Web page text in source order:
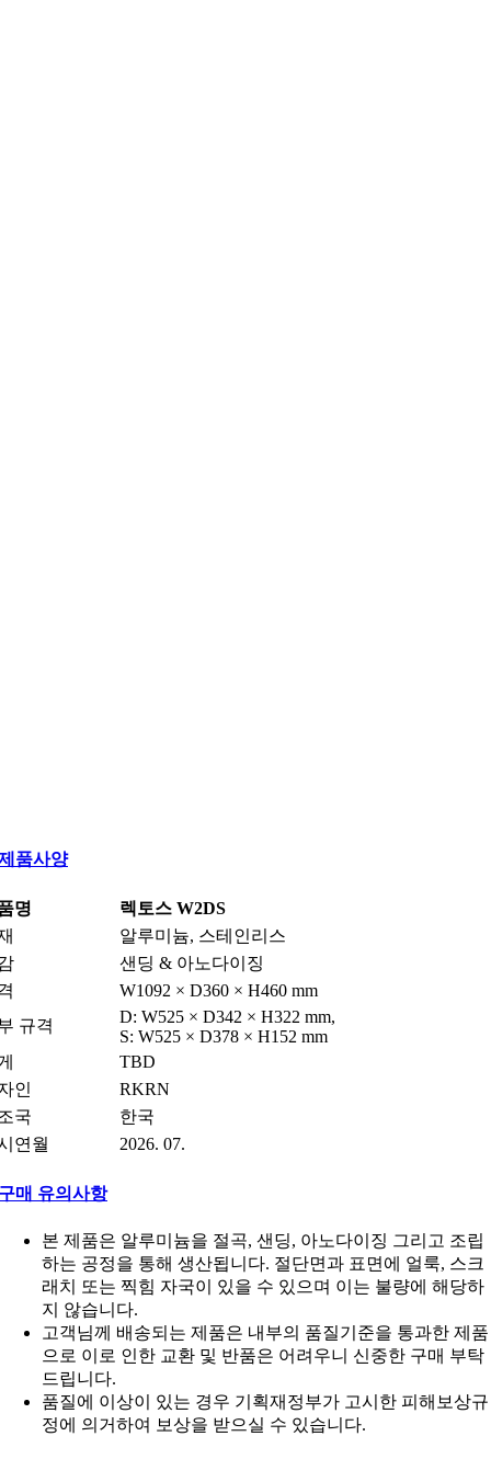
품사양
명
렉토스 W2DS
알루미늄, 스테인리스
샌딩 & 아노다이징
W1092 × D360 × H460 mm
규격
D: W525 × D342 × H322 mm,
S: W525 × D378 × H152 mm
TBD
인
RKRN
국
한국
연월
2026. 07.
매 유의사항
본 제품은 알루미늄을 절곡, 샌딩, 아노다이징 그리고 조립
하는 공정을 통해 생산됩니다. 절단면과 표면에 얼룩, 스크
래치 또는 찍힘 자국이 있을 수 있으며 이는 불량에 해당하
지 않습니다.
고객님께 배송되는 제품은 내부의 품질기준을 통과한 제품
으로 이로 인한 교환 및 반품은 어려우니 신중한 구매 부탁
드립니다.
품질에 이상이 있는 경우 기획재정부가 고시한 피해보상규
정에 의거하여 보상을 받으실 수 있습니다.